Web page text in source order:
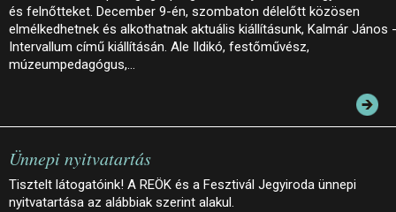
és felnőtteket. December 9-én, szombaton délelőtt közösen
elmélkedhetnek és alkothatnak aktuális kiállításunk, Kalmár János -
Intervallum című kiállításán. Ale Ildikó, festőművész,
múzeumpedagógus,…
Ünnepi nyitvatartás
Tisztelt látogatóink! A REÖK és a Fesztivál Jegyiroda ünnepi
nyitvatartása az alábbiak szerint alakul.